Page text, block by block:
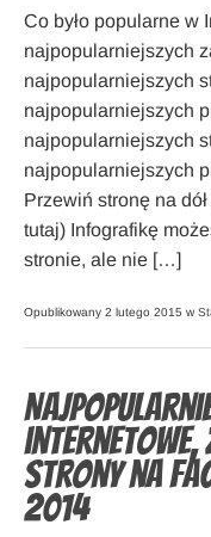
Co było popularne w
najpopularniejszych
najpopularniejszych
najpopularniejszych
najpopularniejszych
najpopularniejszych
Przewiń stronę na
tutaj) Infografikę
stronie, ale nie […]
Opublikowany 2 lutego 2015 w
internetowe,
strony na
2014